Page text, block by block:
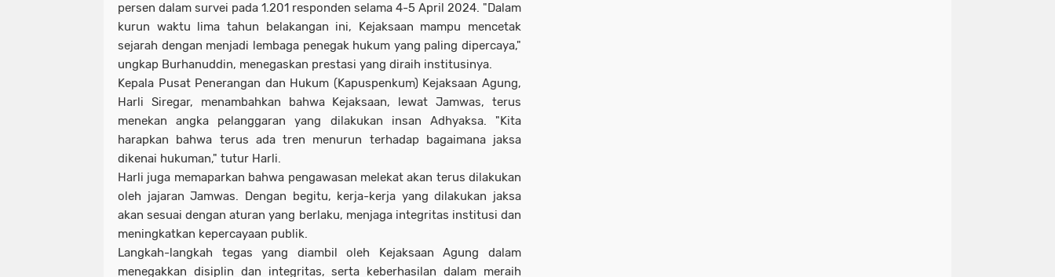
persen dalam survei pada 1.201 responden selama 4-5 April 2024. "Dalam
kurun waktu lima tahun belakangan ini, Kejaksaan mampu mencetak
sejarah dengan menjadi lembaga penegak hukum yang paling dipercaya,"
ungkap Burhanuddin, menegaskan prestasi yang diraih institusinya.
Kepala Pusat Penerangan dan Hukum (Kapuspenkum) Kejaksaan Agung,
Harli Siregar, menambahkan bahwa Kejaksaan, lewat Jamwas, terus
menekan angka pelanggaran yang dilakukan insan Adhyaksa. "Kita
harapkan bahwa terus ada tren menurun terhadap bagaimana jaksa
dikenai hukuman," tutur Harli.
Harli juga memaparkan bahwa pengawasan melekat akan terus dilakukan
oleh jajaran Jamwas. Dengan begitu, kerja-kerja yang dilakukan jaksa
akan sesuai dengan aturan yang berlaku, menjaga integritas institusi dan
meningkatkan kepercayaan publik.
Langkah-langkah tegas yang diambil oleh Kejaksaan Agung dalam
menegakkan disiplin dan integritas, serta keberhasilan dalam meraih